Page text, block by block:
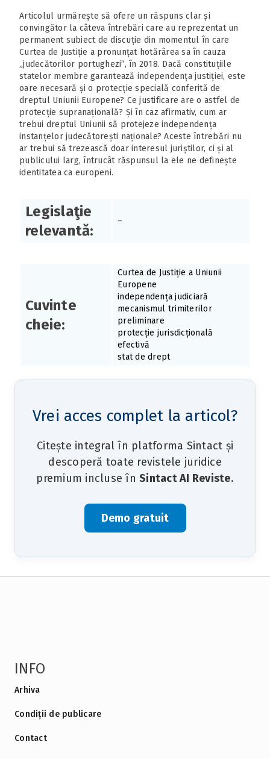
Articolul urmărește să ofere un răspuns clar și
convingător la câteva întrebări care au reprezentat un
permanent subiect de discuție din momentul în care
Curtea de Justiție a pronunțat hotărârea sa în cauza
„judecătorilor portughezi”, în 2018. Dacă constituțiile
statelor membre garantează independența justiției, este
oare necesară și o protecție specială conferită de
dreptul Uniunii Europene? Ce justificare are o astfel de
protecție supranațională? Și în caz afirmativ, cum ar
trebui dreptul Uniunii să protejeze independența
instanțelor judecătorești naționale? Aceste întrebări nu
ar trebui să trezească doar interesul juriștilor, ci și al
publicului larg, întrucât răspunsul la ele ne definește
identitatea ca europeni.
Legislaţie
relevantă:
–
Cuvinte
cheie:
Curtea de Justiție a Uniunii
Europene
independența judiciară
mecanismul trimiterilor
preliminare
protecție jurisdicțională
efectivă
stat de drept
Vrei acces complet la articol?
Citește integral în platforma Sintact și
descoperă toate revistele juridice
premium incluse în Sintact AI Reviste.
Demo gratuit
INFO
Arhiva
Condiții de publicare
Contact